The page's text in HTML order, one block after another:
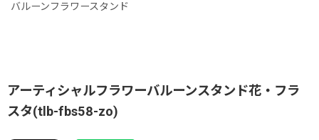
バルーンフラワースタンド
アーティシャルフラワーバルーンスタンド花・フラ
スタ(tlb-fbs58-zo)